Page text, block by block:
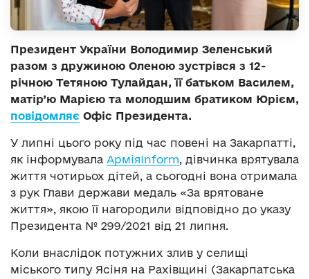
Президент України Володимир Зеленський
разом з дружиною Оленою зустрівся з 12-
річною Тетяною Тулайдан, її батьком Василем,
матір’ю Марією та молодшим братиком Юрієм,
повідомляє Офіс Президента.
У липні цього року під час повені на Закарпатті,
як інформувала АрміяInform , дівчинка врятувала
життя чотирьох дітей, а сьогодні вона отримала
з рук Глави держави медаль «За врятоване
життя», якою її нагородили відповідно до указу
Президента № 299/2021 від 21 липня.
Коли внаслідок потужних злив у селищі
міського типу Ясіня на Рахівщині (Закарпатська